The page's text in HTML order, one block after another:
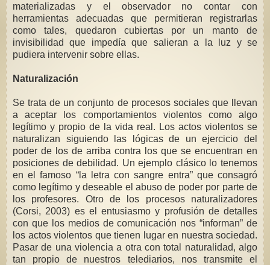
materializadas y el observador no contar con
herramientas adecuadas que permitieran registrarlas
como tales, quedaron cubiertas por un manto de
invisibilidad que impedía que salieran a la luz y se
pudiera intervenir sobre ellas.
Naturalización
Se trata de un conjunto de procesos sociales que llevan
a aceptar los comportamientos violentos como algo
legítimo y propio de la vida real. Los actos violentos se
naturalizan siguiendo las lógicas de un ejercicio del
poder de los de arriba contra los que se encuentran en
posiciones de debilidad. Un ejemplo clásico lo tenemos
en el famoso “la letra con sangre entra” que consagró
como legítimo y deseable el abuso de poder por parte de
los profesores. Otro de los procesos naturalizadores
(Corsi, 2003) es el entusiasmo y profusión de detalles
con que los medios de comunicación nos “informan” de
los actos violentos que tienen lugar en nuestra sociedad.
Pasar de una violencia a otra con total naturalidad, algo
tan propio de nuestros telediarios, nos transmite el